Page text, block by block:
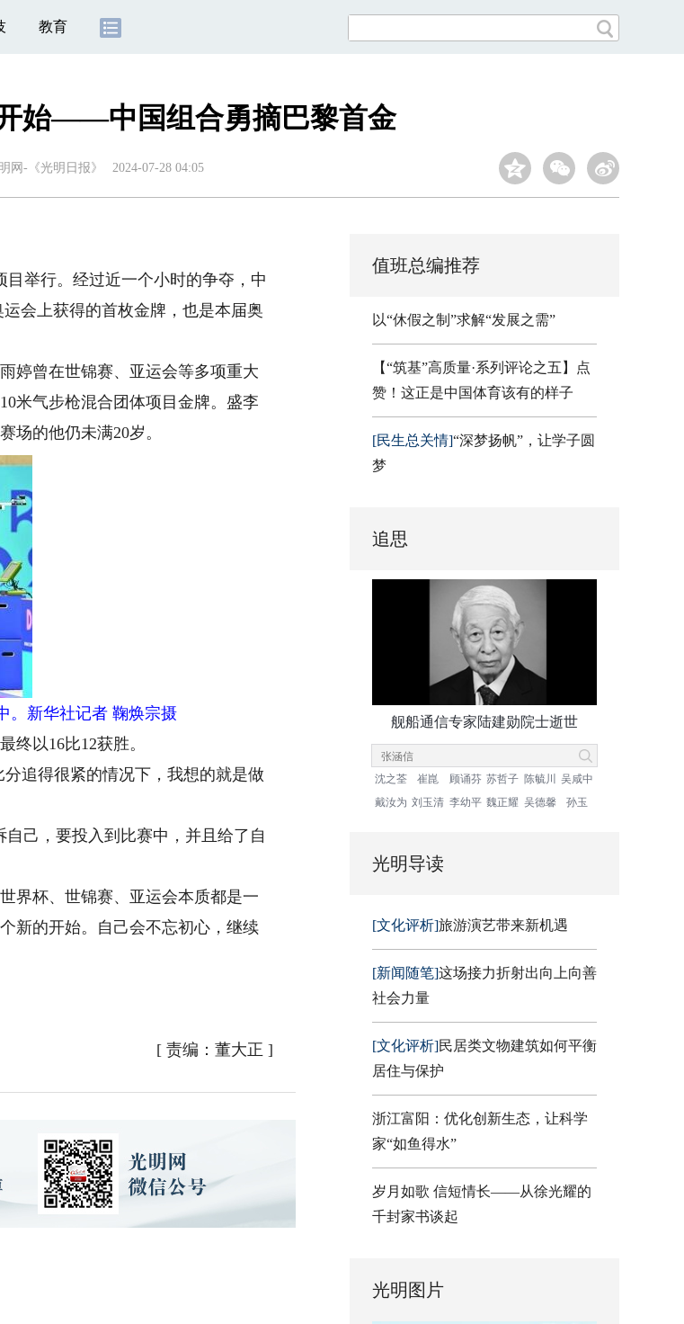
教育
始——中国组合勇摘巴黎首金
网-《光明日报》 2024-07-28 04:05
举行。经过近一个小时的争夺，中
会上获得的首枚金牌，也是本届奥
曾在世锦赛、亚运会等多项重大
米气步枪混合团体项目金牌。盛李
场的他仍未满20岁。
。新华社记者 鞠焕宗摄
以16比12获胜。
追得很紧的情况下，我想的就是做
己，要投入到比赛中，并且给了自
杯、世锦赛、亚运会本质都是一
新的开始。自己会不忘初心，继续
[ 责编：董大正 ]
值班总编推荐
以“休假之制”求解“发展之需”
【“筑基”高质量·系列评论之五】点
赞！这正是中国体育该有的样子
[民生总关情]“深梦扬帆”，让学子圆
梦
追思
舰船通信专家陆建勋院士逝世
沈之荃 崔崑 顾诵芬 苏哲子 陈毓川
吴咸中
戴汝为 刘玉清 李幼平 魏正耀 吴德馨 孙玉
光明导读
[文化评析]旅游演艺带来新机遇
[新闻随笔]这场接力折射出向上向善
社会力量
[文化评析]民居类文物建筑如何平衡
居住与保护
浙江富阳：优化创新生态，让科学
家“如鱼得水”
岁月如歌 信短情长——从徐光耀的
千封家书谈起
光明图片